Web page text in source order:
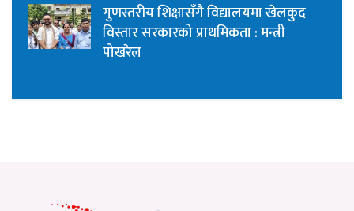
गुणस्तरीय शिक्षासँगै विद्यालयमा खेलकुद
विस्तार सरकारको प्राथमिकता : मन्त्री
पोखरेल